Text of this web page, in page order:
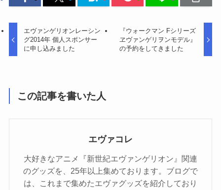
エヴァンゲリオンレーシン
グ2014年 個人スポンサー
に申し込みました
『ウォークマン Fシリーズ
ヱヴァンゲリヲンモデル』
の予約をしてきました
この記事を書いた人
エヴァコレ
大好きなアニメ『新世紀エヴァンゲリオン』関連
のグッズを、25年以上集めております。ブログで
は、これまで集めたエヴァグッズを紹介しており